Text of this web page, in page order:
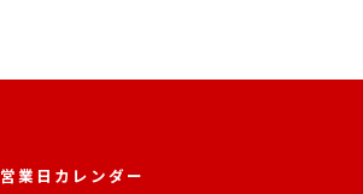
営業日カレンダー